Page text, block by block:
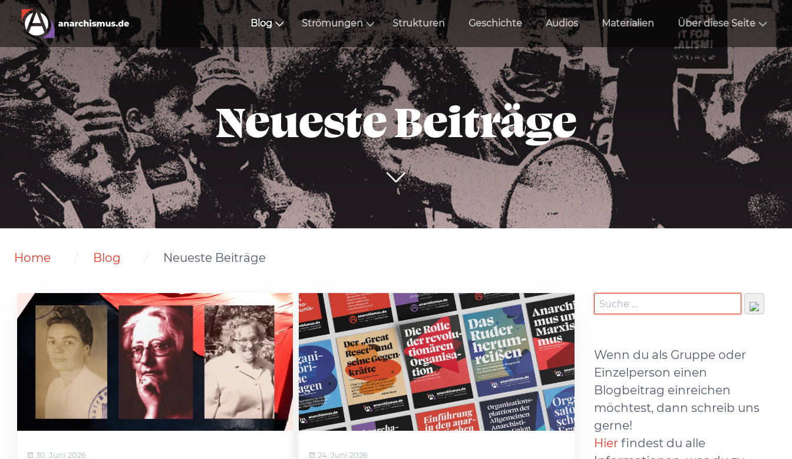
Blog Strömungen Strukturen Geschichte Audios Materialien Über diese Seite
Neueste Beiträge
Home Blog Neueste Beiträge
30. Juni 2026 24. Juni 2026
Wenn du als Gruppe oder
Einzelperson einen
Blogbeitrag einreichen
möchtest, dann schreib uns
gerne!
Hier findest du alle